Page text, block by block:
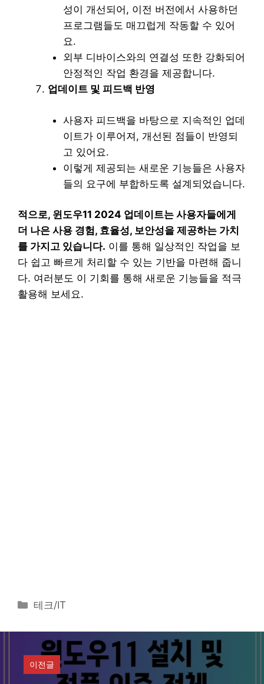
성이 개선되어, 이전 버전에서 사용하던
프로그램들도 매끄럽게 작동할 수 있어
요.
외부 디바이스와의 연결성 또한 강화되어
안정적인 작업 환경을 제공합니다.
업데이트 및 피드백 반영
사용자 피드백을 바탕으로 지속적인 업데
이트가 이루어져, 개선된 점들이 반영되
고 있어요.
이렇게 제공되는 새로운 기능들은 사용자
들의 요구에 부합하도록 설계되었습니다.
적으로, 윈도우11 2024 업데이트는 사용자들에게
더 나은 사용 경험, 효율성, 보안성을 제공하는 가치
를 가지고 있습니다. 이를 통해 일상적인 작업을 보
다 쉽고 빠르게 처리할 수 있는 기반을 마련해 줍니
다. 여러분도 이 기회를 통해 새로운 기능들을 적극
활용해 보세요.
카
고
리
테크/IT
이전글